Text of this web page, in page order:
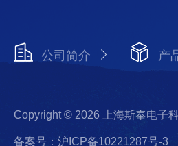
公司简介 产
Copyright © 2026 上海斯奉电子
备案号：沪ICP备10221287号-3